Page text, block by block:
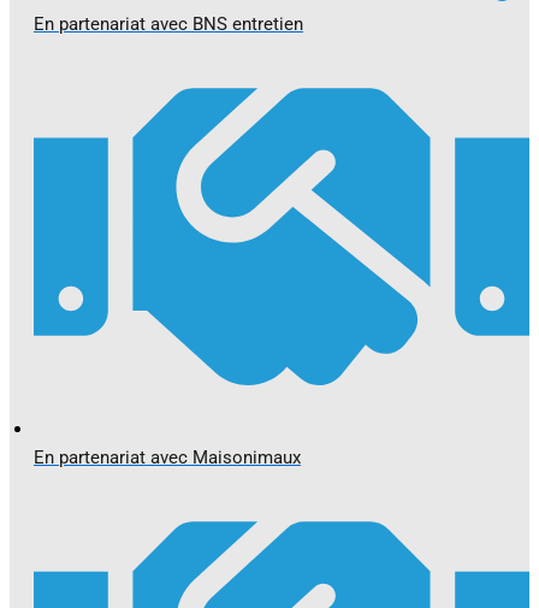
En partenariat avec BNS entretien
En partenariat avec Maisonimaux